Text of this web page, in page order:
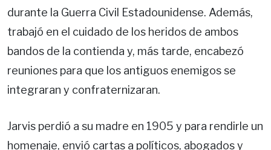
durante la Guerra Civil Estadounidense. Además,
trabajó en el cuidado de los heridos de ambos
bandos de la contienda y, más tarde, encabezó
reuniones para que los antiguos enemigos se
integraran y confraternizaran.
Jarvis perdió a su madre en 1905 y para rendirle un
homenaje, envió cartas a políticos, abogados y